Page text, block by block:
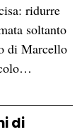
ridurre
soltanto
di Marcello
di